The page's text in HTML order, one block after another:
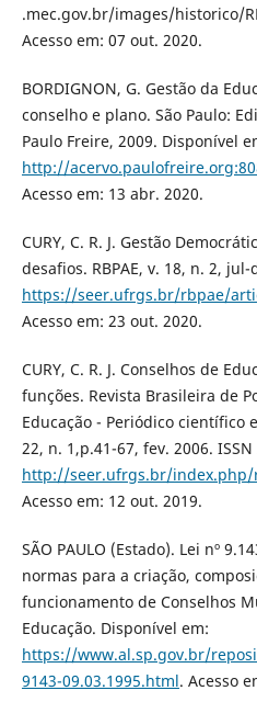
.mec.gov.br/images/historico/
Acesso em: 07 out. 2020.
BORDIGNON, G. Gestão da
conselho e plano. São Paulo:
Paulo Freire, 2009. Disponível
http://
Acesso em: 13 abr. 2020.
CURY, C. R. J. Gestão
desafios. RBPAE, v. 18, n. 2,
https://seer.ufrgs.br/rbpae/
Acesso em: 23 out. 2020.
CURY, C. R. J. Conselhos de
funções. Revista Brasileira de
Educação - Periódico científico
22, n. 1,p.41-67, fev. 2006.
http://seer.ufrgs.br/
Acesso em: 12 out. 2019.
SÃO PAULO (Estado). Lei nº
normas para a criação,
funcionamento de Conselhos
Educação. Disponível em:
https://www.al.sp.gov.br/
9143-09.03.1995.html. Acesso